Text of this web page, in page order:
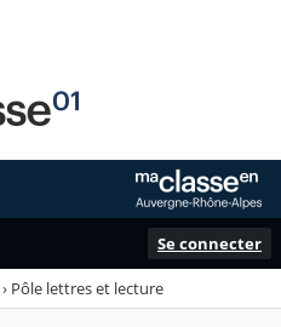
Se connecter
› Pôle lettres et lecture